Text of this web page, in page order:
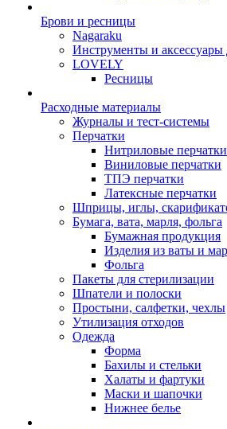
Брови и ресницы
Nagaraku
Инструменты и аксессуары
LOVELY
Ресницы
Расходные материалы
Журналы и тест-системы
Перчатки
Нитриловые перчатки
Виниловые перчатки
ТПЭ перчатки
Латексные перчатки
Шприцы, иглы,
Бумага, вата, марля, фольга
Бумажная продукция
Изделия из ваты и
Фольга
Пакеты для стерилизации
Шпатели и полоски
Простыни, салфетки, чехлы
Утилизация отходов
Одежда
Форма
Бахилы и стельки
Халаты и фартуки
Маски и шапочки
Нижнее белье